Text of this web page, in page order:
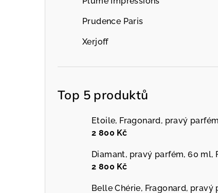
Prudence Paris
Xerjoff
Top 5 produktů
2 800 Kč
2 800 Kč